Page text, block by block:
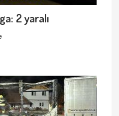
2 yaralı